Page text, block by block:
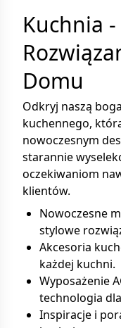
Kuchnia
Domu
Odkryj naszą
kuchennego,
nowoczesnym
starannie
oczekiwaniom
klientów.
Nowoczesne
stylowe
Akcesoria
każdej kuchni.
Wyposażenie
technologia
Inspiracje i